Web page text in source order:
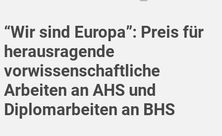
“Wir sind Europa”: Preis für
herausragende
vorwissenschaftliche
Arbeiten an AHS und
Diplomarbeiten an BHS